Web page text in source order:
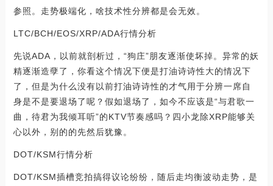
参照。走势极端化，啥技术性分辨都是会无效。
LTC/BCH/EOS/XRP/ADA行情分析
先说ADA，以前就剖析过，“狗庄”朋友逐渐使坏掉。异常的妖
精逐渐造孽了，你看这个情况下便是打油诗诗性大的情况下
了，但是为什么没有以前打油诗诗性的才气用于分辨一席自
身是不是要退场了呢？假如退场了，如今不应该是“与君歌一
曲，待君为我倾耳听”的KTV节奏感吗？四小龙除XRP能够关
心以外，别的的先然后犹豫。
DOT/KSM行情分析
DOT/KSM插槽竞拍搞得议论纷纷，随后走均衡波动走势，是